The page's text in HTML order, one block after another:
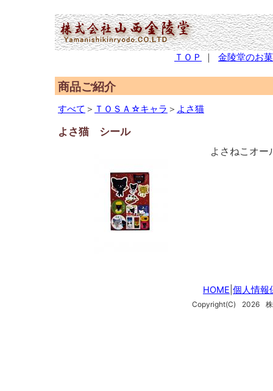
ＴＯＰ ｜ 金陵堂のお
商品ご紹介
すべて ＞ ＴＯＳＡ☆キャラ ＞ よさ猫
よさ猫 シール
よさねこオ
HOME 個人情報
Copyright(C) 2026